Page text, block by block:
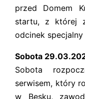
przed Domem
startu, z której
odcinek specjalny
Sobota
Sobota
serwisem, który
w Besku,